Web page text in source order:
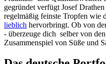
gegründet verfügt Josef
regelmäßig feinste Tropfen wie
lieblich hervorbringt. Ob von
- überzeuge dich selber von
Zusammenspiel von Süße und